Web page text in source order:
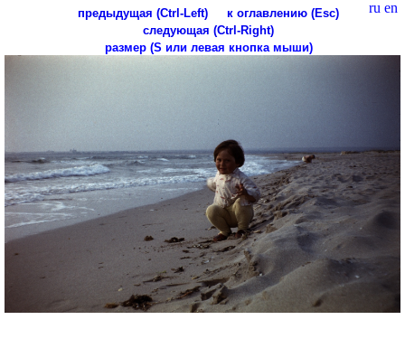
ru en
предыдущая (Ctrl-Left)
к оглавлению (Esc)
следующая (Ctrl-Right)
размер (S или левая кнопка мыши)